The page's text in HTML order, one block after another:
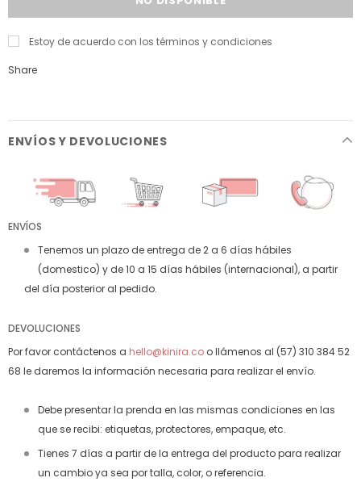
Estoy de acuerdo con los términos y condiciones
Share
ENVÍOS Y DEVOLUCIONES
ENVÍOS
Tenemos un plazo de entrega de 2 a 6 días hábiles
(domestico) y de 10 a 15 días hábiles (internacional), a partir
del día posterior al pedido.
DEVOLUCIONES
Por favor contáctenos a hello@kinira.co o llámenos al (57) 310 384 52
68 le daremos la información necesaria para realizar el envío.
Debe presentar la prenda en las mismas condiciones en las
que se recibi: etiquetas, protectores, empaque, etc.
Tienes 7 días a partir de la entrega del producto para realizar
un cambio ya sea por talla, color, o referencia.